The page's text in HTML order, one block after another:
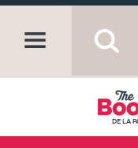
DE LA